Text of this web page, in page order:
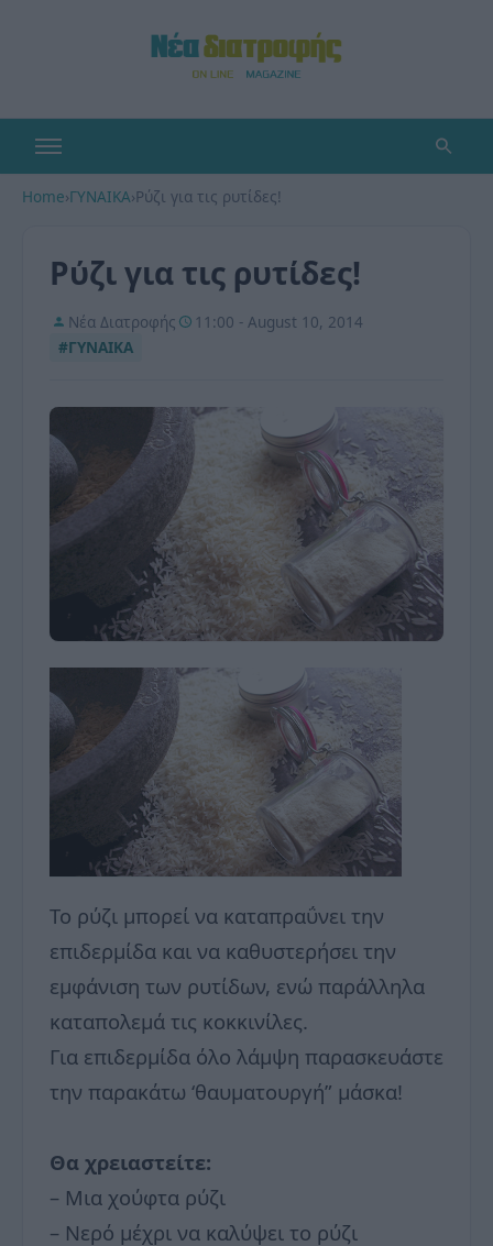
Home›ΓΥΝΑΙΚΑ›Ρύζι για τις ρυτίδες!
Ρύζι για τις ρυτίδες!
Νέα Διατροφής
11:00 - August 10, 2014
#ΓΥΝΑΙΚΑ
Το ρύζι μπορεί να καταπραΰνει την
επιδερμίδα και να καθυστερήσει την
εμφάνιση των ρυτίδων, ενώ παράλληλα
καταπολεμά τις κοκκινίλες.
Για επιδερμίδα όλο λάμψη παρασκευάστε
την παρακάτω ‘θαυματουργή” μάσκα!
Θα χρειαστείτε:
– Μια χούφτα ρύζι
– Νερό μέχρι να καλύψει το ρύζι